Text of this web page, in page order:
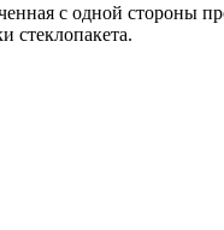
с одной стороны
стеклопакета.